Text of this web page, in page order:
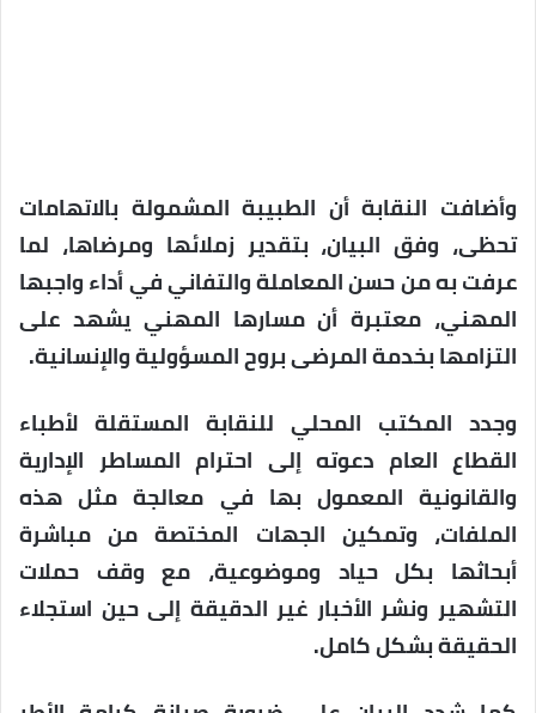
وأضافت النقابة أن الطبيبة المشمولة بالاتهامات
تحظى، وفق البيان، بتقدير زملائها ومرضاها، لما
عرفت به من حسن المعاملة والتفاني في أداء واجبها
المهني، معتبرة أن مسارها المهني يشهد على
التزامها بخدمة المرضى بروح المسؤولية والإنسانية.
وجدد المكتب المحلي للنقابة المستقلة لأطباء
القطاع العام دعوته إلى احترام المساطر الإدارية
والقانونية المعمول بها في معالجة مثل هذه
الملفات، وتمكين الجهات المختصة من مباشرة
أبحاثها بكل حياد وموضوعية، مع وقف حملات
التشهير ونشر الأخبار غير الدقيقة إلى حين استجلاء
الحقيقة بشكل كامل.